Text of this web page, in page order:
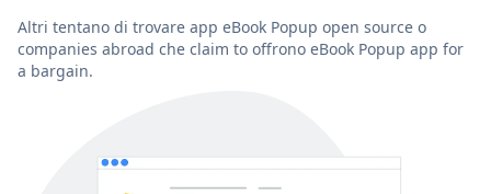
Altri tentano di trovare app eBook Popup open source o
companies abroad che claim to offrono eBook Popup app for
a bargain.